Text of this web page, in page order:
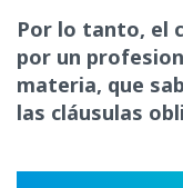
Por lo tanto, el
por un
materia, que
las cláusulas